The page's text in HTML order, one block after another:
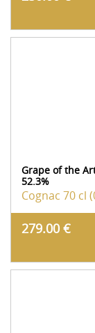
Grape of the
52.3%
Cognac 70 cl
279.00 €